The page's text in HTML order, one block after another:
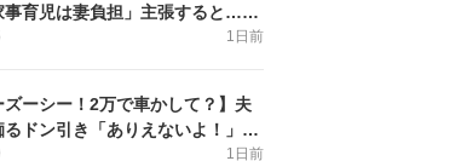
事育児は妻負担」主張すると…＜
＞#4コマ母道場
1日前
ズーシー！2万で車かして？】夫
るドン引き「ありえないよ！」＜
＞#4コマ母道場
1日前